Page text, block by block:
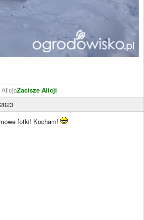
AlicjaZacisze Alicji
fotki! Kocham!